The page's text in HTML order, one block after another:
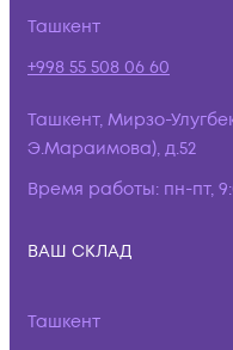
Ташкент
+998 55 508 06 60
Ташкент, Мирзо-
Э.Мараимова), д.52
Время работы: пн-пт,
ВАШ СКЛАД
Ташкент